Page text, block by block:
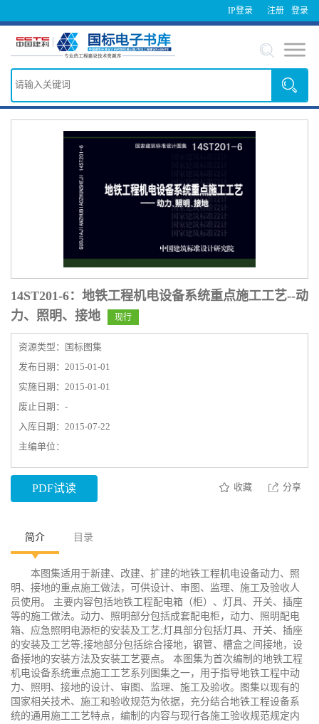
IP登录 登录
注册
14ST201-6：地铁工程机电设备系统重点施工工艺--动
力、照明、接地
现行
资源类型：国标图集
发布日期：2015-01-01
实施日期：2015-01-01
废止日期：-
入库日期：2015-07-22
主编单位：
PDF试读 收藏 分享
简介 目录
本图集适用于新建、改建、扩建的地铁工程机电设备动力、照
明、接地的重点施工做法，可供设计、审图、监理、施工及验收人
员使用。 主要内容包括地铁工程配电箱（柜）、灯具、开关、插座
等的施工做法。动力、照明部分包括成套配电柜，动力、照明配电
箱、应急照明电源柜的安装及工艺;灯具部分包括灯具、开关、插座
的安装及工艺等;接地部分包括综合接地，钢管、槽盒之间接地，设
备接地的安装方法及安装工艺要点。 本图集为首次编制的地铁工程
机电设备系统重点施工工艺系列图集之一，用于指导地铁工程中动
力、照明、接地的设计、审图、监理、施工及验收。图集以现有的
国家相关技术、施工和验收规范为依据，充分结合地铁工程设备系
统的通用施工工艺特点，编制的内容与现行各施工验收规范规定内